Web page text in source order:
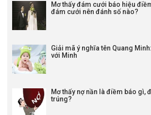
Mơ thấy đám cưới báo hiệu
đám cưới nên đánh số nào?
Giải mã ý nghĩa tên Quang
với Minh
Mơ thấy nợ nần là điềm báo gì,
trúng?